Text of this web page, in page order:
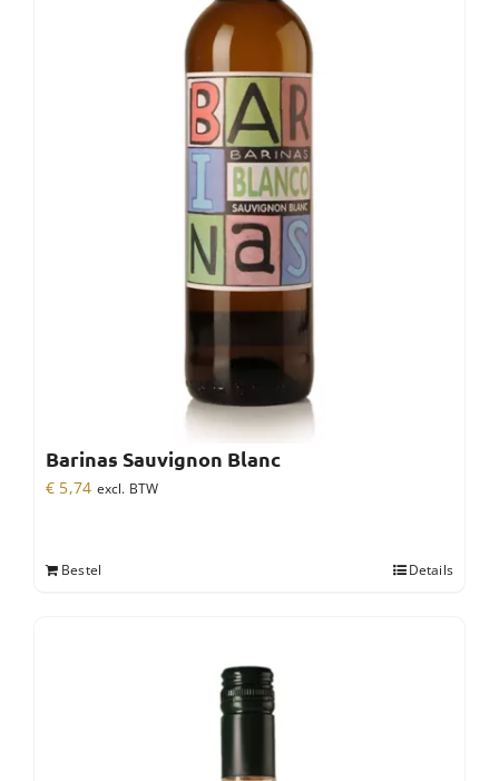
Barinas Sauvignon Blanc
€ 5,74 excl. BTW
Bestel Details